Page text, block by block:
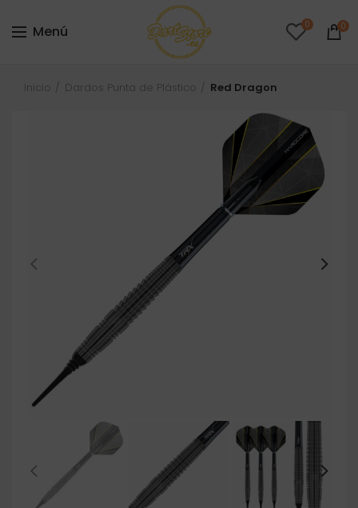
Menú 0 0
Inicio Dardos Punta de Plástico Red Dragon